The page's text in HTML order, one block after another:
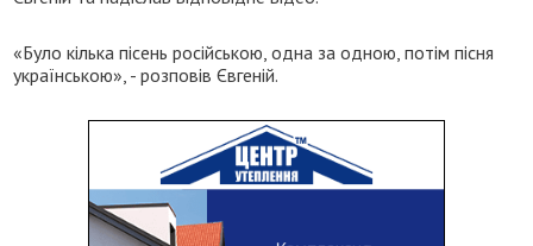
«Було кілька пісень російською, одна за одною, потім пісня
українською», - розповів Євгеній.